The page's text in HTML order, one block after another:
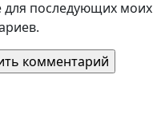
для последующих моих